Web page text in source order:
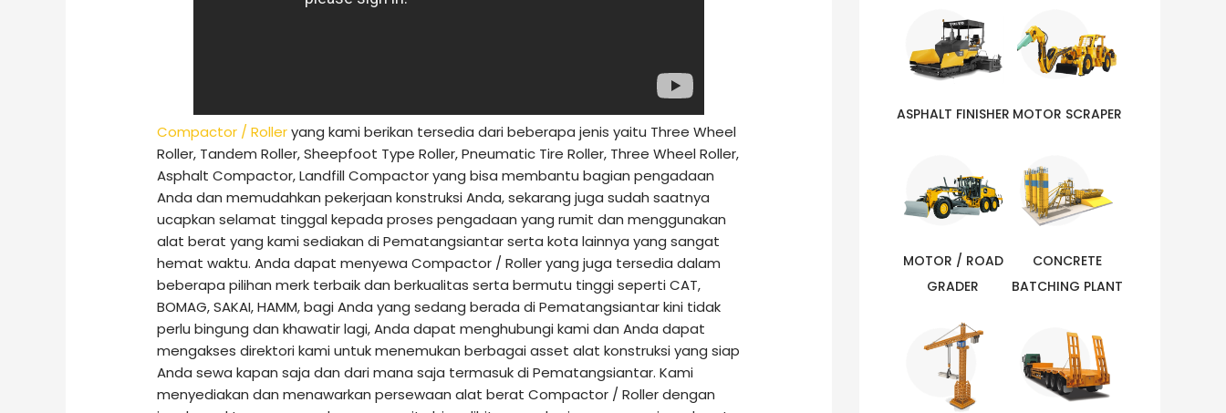
Compactor / Rolleryang kami berikan tersedia dari beberapa jenis yaitu Three Wheel
Roller, Tandem Roller, Sheepfoot Type Roller, Pneumatic Tire Roller, Three Wheel Roller,
Asphalt Compactor, Landfill Compactor yang bisa membantu bagian pengadaan
Anda dan memudahkan pekerjaan konstruksi Anda, sekarang juga sudah saatnya
ucapkan selamat tinggal kepada proses pengadaan yang rumit dan menggunakan
alat berat yang kami sediakan di Pematangsiantar serta kota lainnya yang sangat
hemat waktu. Anda dapat menyewa Compactor / Roller yang juga tersedia dalam
beberapa pilihan merk terbaik dan berkualitas serta bermutu tinggi seperti CAT,
BOMAG, SAKAI, HAMM, bagi Anda yang sedang berada di Pematangsiantar kini tidak
perlu bingung dan khawatir lagi, Anda dapat menghubungi kami dan Anda dapat
mengakses direktori kami untuk menemukan berbagai asset alat konstruksi yang siap
Anda sewa kapan saja dan dari mana saja termasuk di Pematangsiantar. Kami
menyediakan dan menawarkan persewaan alat berat Compactor / Roller dengan
ASPHALT FINISHER
MOTOR / ROAD
GRADER
MOTOR SCRAPER
CONCRETE
BATCHING PLANT